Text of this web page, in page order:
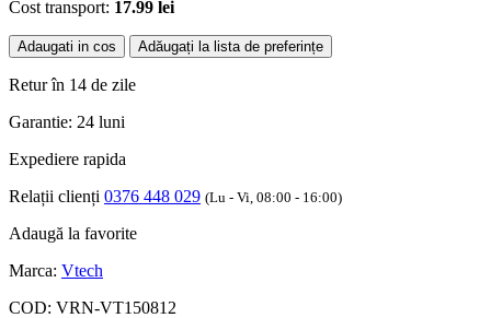
Cost transport: 17.99 lei
Adaugati in cos Adăugați la lista de preferințe
Retur în 14 de zile
Garantie: 24 luni
Expediere rapida
Relații clienți 0376 448 029 (Lu - Vi, 08:00 - 16:00)
Adaugă la favorite
Marca: Vtech
COD: VRN-VT150812